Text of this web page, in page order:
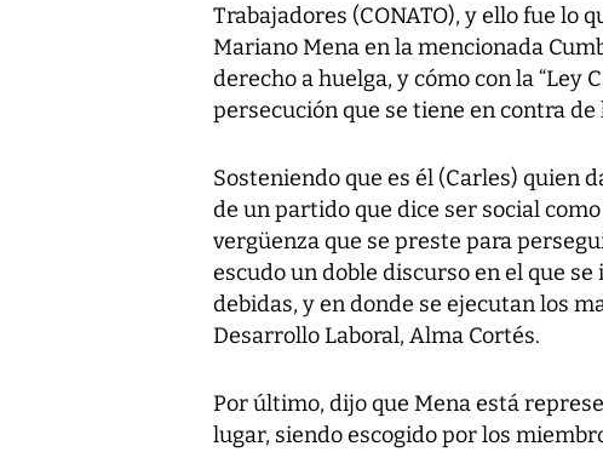
Trabajadores (CONATO), y ello fue lo
Mariano Mena en la mencionada
derecho a huelga, y cómo con la “Ley
persecución que se tiene en contra de
Sosteniendo que es él (Carles) quien
de un partido que dice ser social
vergüenza que se preste para
escudo un doble discurso en el que
debidas, y en donde se ejecutan los
Desarrollo Laboral, Alma Cortés.
Por último, dijo que Mena está
lugar, siendo escogido por los